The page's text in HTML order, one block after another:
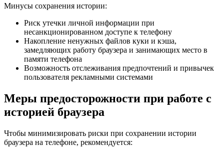
Минусы сохранения истории:
Риск утечки личной информации при
несанкционированном доступе к телефону
Накопление ненужных файлов куки и кэша,
замедляющих работу браузера и занимающих место в
памяти телефона
Возможность отслеживания предпочтений и привычек
пользователя рекламными системами
Меры предосторожности при работе с
историей браузера
Чтобы минимизировать риски при сохранении истории
браузера на телефоне, рекомендуется: